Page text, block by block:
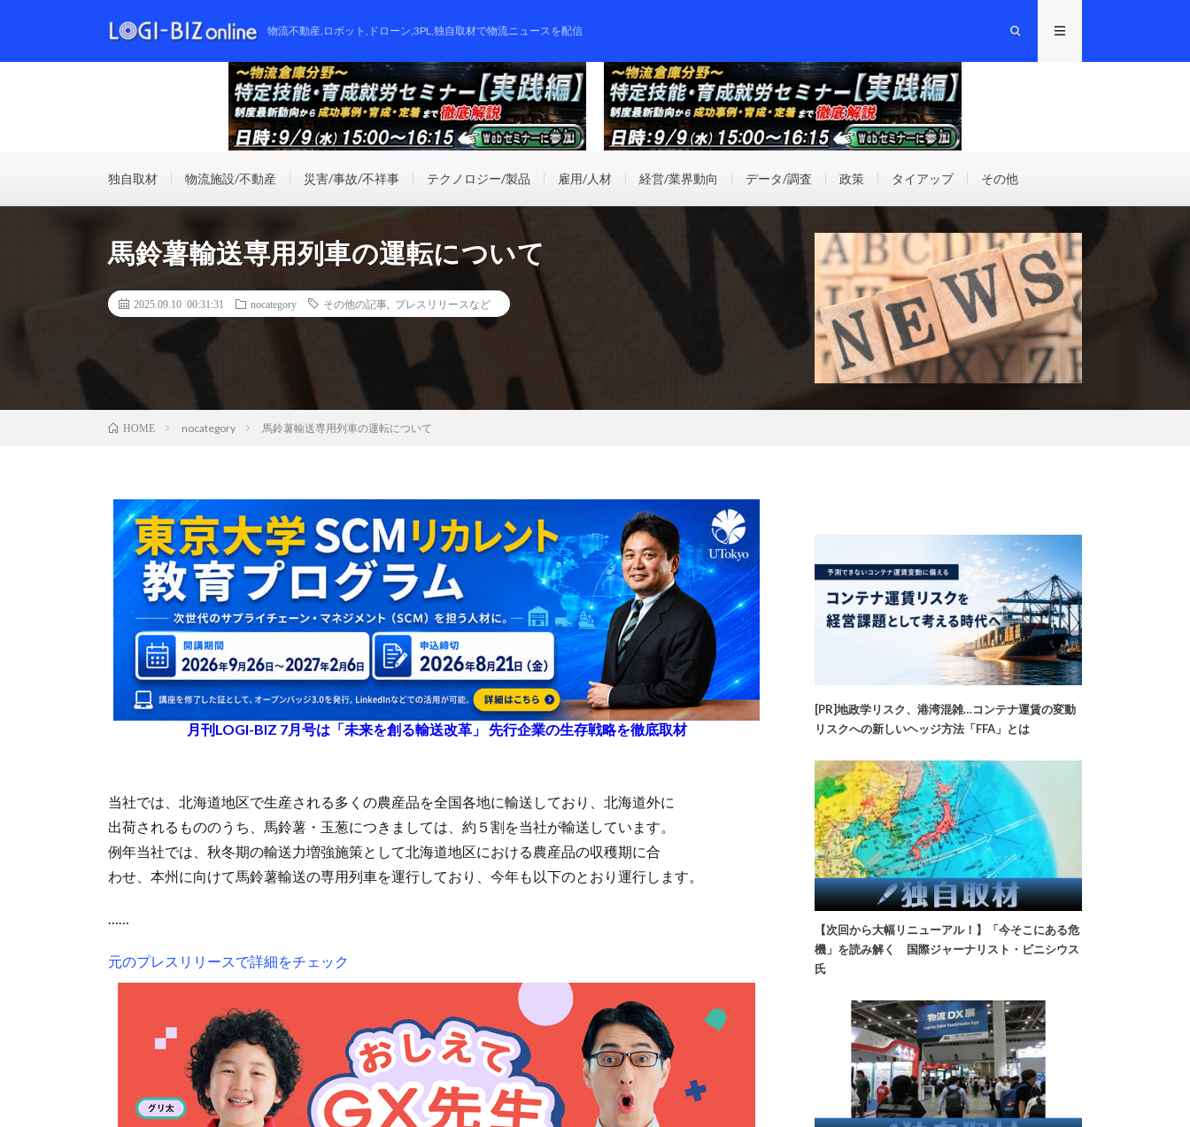
物流不動産,ロボット,ドローン,3PL,独自取材で物流ニュースを配信
独自取材 物流施設/不動産 災害/事故/不祥事 テクノロジー/製品 雇用/人材 経営/業界動向 データ/調査 政策 タイアップ その他
馬鈴薯輸送専用列車の運転について
2025.09.10 00:31:31 nocategory その他の記事 プレスリリースなど
HOME nocategory 馬鈴薯輸送専用列車の運転について
月刊LOGI-BIZ 7月号は「未来を創る輸送改革」 先行企業の生存戦略を徹底取材
当社では、北海道地区で生産される多くの農産品を全国各地に輸送しており、北海道外に
出荷されるもののうち、馬鈴薯・玉葱につきましては、約５割を当社が輸送しています。
例年当社では、秋冬期の輸送力増強施策として北海道地区における農産品の収穫期に合
わせ、本州に向けて馬鈴薯輸送の専用列車を運行しており、今年も以下のとおり運行します。
……
元のプレスリリースで詳細をチェック
[PR]地政学リスク、港湾混雑…コンテナ運賃の変動
リスクへの新しいヘッジ方法「FFA」とは
【次回から大幅リニューアル！】「今そこにある危
機」を読み解く 国際ジャーナリスト・ビニシウス
氏